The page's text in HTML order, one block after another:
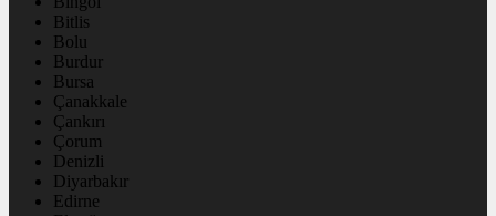
Bitlis
Bolu
Burdur
Bursa
Çanakkale
Çankırı
Çorum
Denizli
Diyarbakır
Edirne